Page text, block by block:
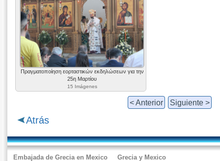
Πραγματοποίηση εορταστικών εκδηλώσεων για την
25η Μαρτίου
15 Imágenes
< Anterior Siguiente >
Atrás
Embajada de Grecia en Mexico
Grecia y Mexico